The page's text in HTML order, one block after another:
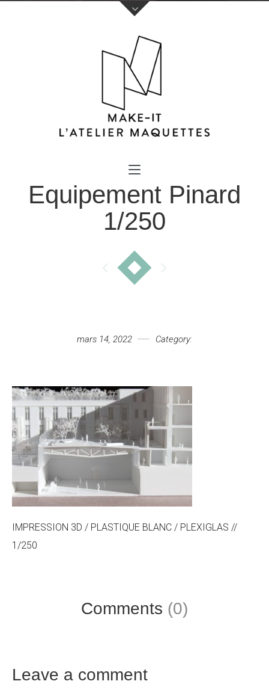
Votre nom (obligatoire)
Votre e-mail (obligatoire)
Equipement Pinard
1/250
mars 14, 2022 Category:
IMPRESSION 3D / PLASTIQUE BLANC / PLEXIGLAS //
1/250
Comments (0)
Leave a comment